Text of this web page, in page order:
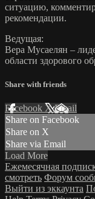
ситуацию,
рекомендации.
Ведущая:
Вера Мусаелян –
области здорового
Share with friends
Facebook XEmail
Share on Facebook
Share on X
Share via Email
Load More
Ежемесячная
смотреть Форум
Выйти из эккаунта